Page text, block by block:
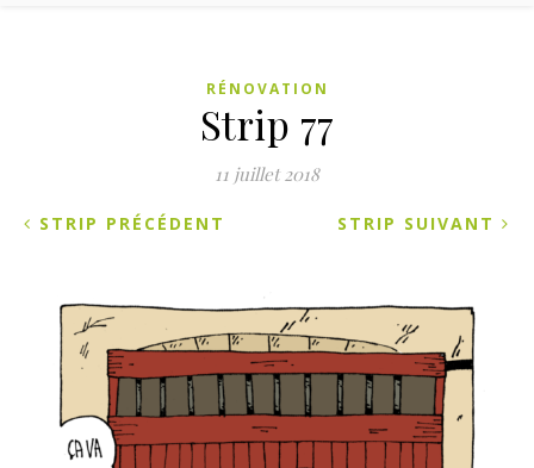
RÉNOVATION
Strip 77
11 juillet 2018
STRIP SUIVANT
STRIP PRÉCÉDENT